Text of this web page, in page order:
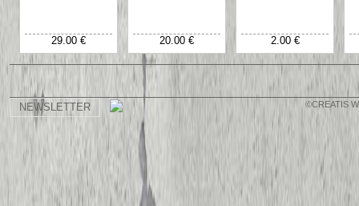
29.00 € 20.00 € 2.00 €
NEWSLETTER ©CREATIS